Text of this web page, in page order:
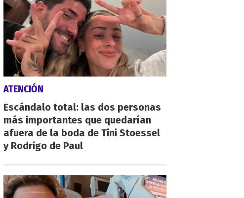
ATENCIÓN
Escándalo total: las dos personas
más importantes que quedarían
afuera de la boda de Tini Stoessel
y Rodrigo de Paul